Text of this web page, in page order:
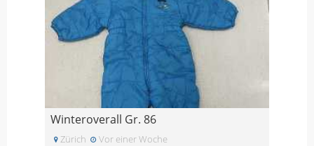
Winteroverall Gr. 86
Zürich Vor einer Woche